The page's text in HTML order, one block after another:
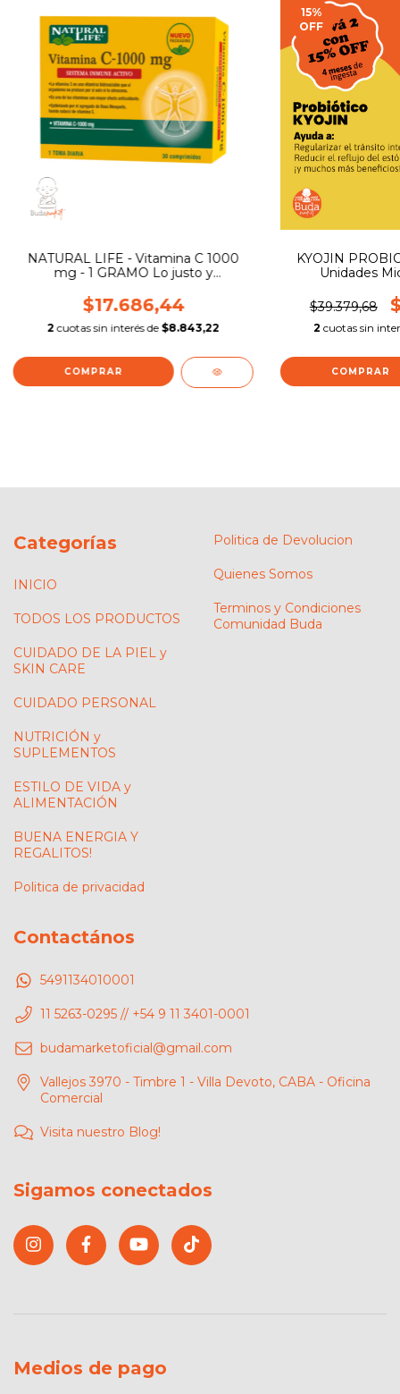
NATURAL LIFE - Vitamina C 1000
mg - 1 GRAMO Lo justo y
Activo!
$17.686,44
2 cuotas sin interés de $8.843,22
15%
OFF
KYOJIN
Unidades
$39.379,68
2 cuotas sin
Categorías
INICIO
TODOS LOS PRODUCTOS
CUIDADO DE LA PIEL y
SKIN CARE
CUIDADO PERSONAL
NUTRICIÓN y
SUPLEMENTOS
ESTILO DE VIDA y
ALIMENTACIÓN
BUENA ENERGIA Y
REGALITOS!
Politica de privacidad
Politica de Devolucion
Quienes Somos
Terminos y Condiciones
Comunidad Buda
Contactános
5491134010001
11 5263-0295 // +54 9 11 3401-0001
budamarketoficial@gmail.com
Vallejos 3970 - Timbre 1 - Villa Devoto, CABA - Oficina
Comercial
Visita nuestro Blog!
Sigamos conectados
Medios de pago